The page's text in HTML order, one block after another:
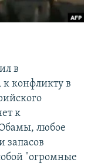
в
конфликту в
к
любое
"огромные